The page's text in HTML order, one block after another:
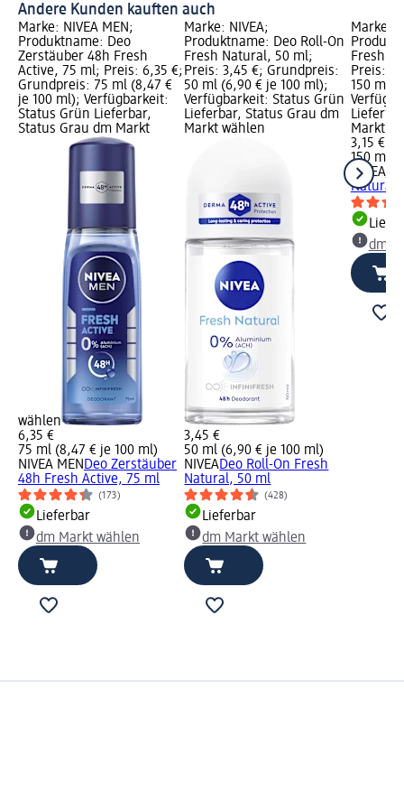
Andere Kunden kauften auch
Marke: NIVEA MEN;
Produktname: Deo
Zerstäuber 48h Fresh
Active, 75 ml; Preis: 6,35 €;
Grundpreis: 75 ml (8,47 €
je 100 ml); Verfügbarkeit:
Status Grün Lieferbar,
Status Grau dm Markt
wählen
6,35 €
75 ml (8,47 € je 100 ml)
NIVEA MEN Deo Zerstäuber
48h Fresh Active, 75 ml
(173)
Lieferbar
dm Markt wählen
Marke: NIVEA;
Produktname: Deo Roll-On
Fresh Natural, 50 ml;
Preis: 3,45 €; Grundpreis:
50 ml (6,90 € je 100 ml);
Verfügbarkeit: Status Grün
Lieferbar, Status Grau dm
Markt wählen
3,45 €
50 ml (6,90 € je 100 ml)
NIVEADeo Roll-On Fresh
Natural, 50 ml
(428)
Lieferbar
dm Markt wählen
Marke:
Fresh
Preis:
150 ml
Markt
3,15 €
150 ml
NIVEA
Natural,
dm